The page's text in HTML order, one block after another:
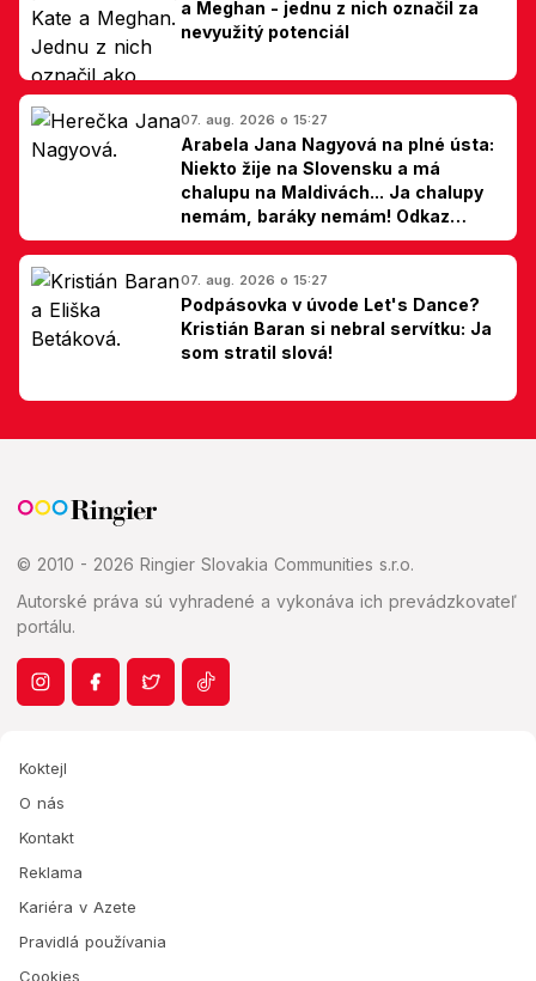
a Meghan - jednu z nich označil za
nevyužitý potenciál
07. aug. 2026 o 15:27
Arabela Jana Nagyová na plné ústa:
Niekto žije na Slovensku a má
chalupu na Maldivách... Ja chalupy
nemám, baráky nemám! Odkaz
Slovákom
07. aug. 2026 o 15:27
Podpásovka v úvode Let's Dance?
Kristián Baran si nebral servítku: Ja
som stratil slová!
© 2010 - 2026 Ringier Slovakia Communities s.r.o.
Autorské práva sú vyhradené a vykonáva ich prevádzkovateľ
portálu.
Koktejl
O nás
Kontakt
Reklama
Kariéra v Azete
Pravidlá používania
Cookies